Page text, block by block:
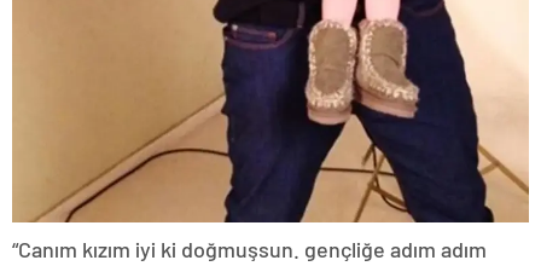
“Canım kızım iyi ki doğmuşsun. gençliğe adım adım